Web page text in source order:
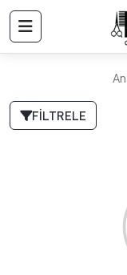
FILTRELE